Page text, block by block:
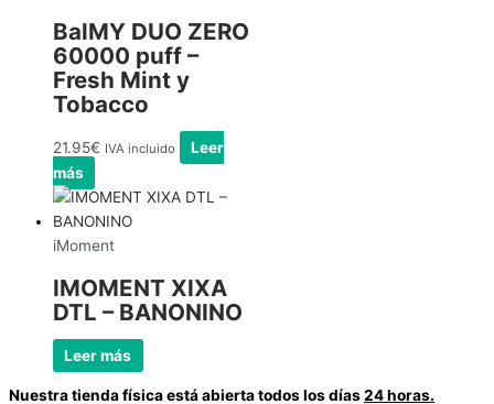
BalMY DUO ZERO
60000 puff –
Fresh Mint y
Tobacco
21.95€ IVA incluido
Leer
más
iMoment
IMOMENT XIXA
DTL – BANONINO
Leer más
Nuestra tienda física está abierta todos los días24 horas.